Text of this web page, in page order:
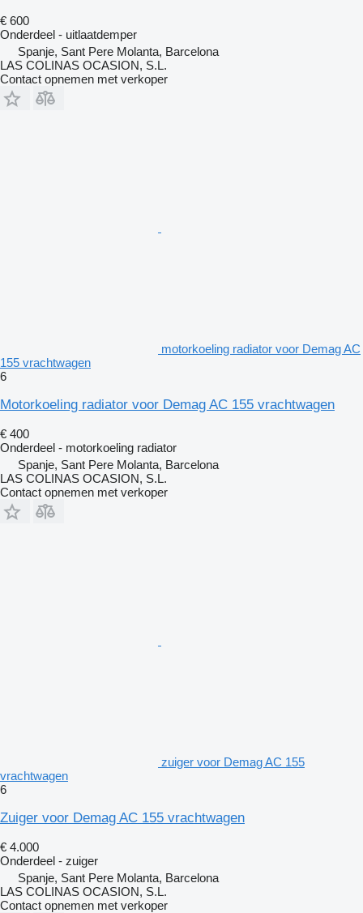
€ 600
Onderdeel - uitlaatdemper
Spanje, Sant Pere Molanta, Barcelona
LAS COLINAS OCASION, S.L.
Contact opnemen met verkoper
motorkoeling radiator voor Demag AC
155 vrachtwagen
6
Motorkoeling radiator voor Demag AC 155 vrachtwagen
€ 400
Onderdeel - motorkoeling radiator
Spanje, Sant Pere Molanta, Barcelona
LAS COLINAS OCASION, S.L.
Contact opnemen met verkoper
zuiger voor Demag AC 155
vrachtwagen
6
Zuiger voor Demag AC 155 vrachtwagen
€ 4.000
Onderdeel - zuiger
Spanje, Sant Pere Molanta, Barcelona
LAS COLINAS OCASION, S.L.
Contact opnemen met verkoper